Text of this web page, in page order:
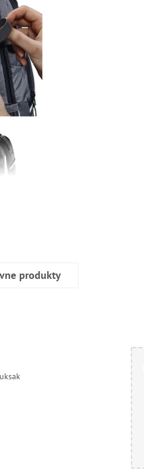
produkty